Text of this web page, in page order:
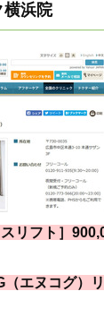
横浜院
リフト］
エヌコグ）